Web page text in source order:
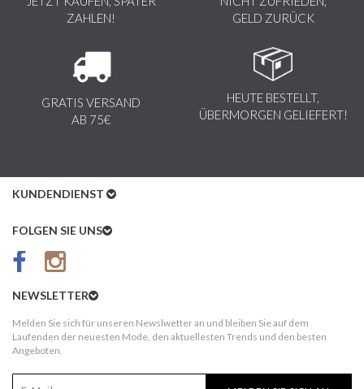
ZAHLEN!
GELD ZURÜCK
GRATIS VERSAND
AB 75€
HEUTE BESTELLT,
ÜBERMORGEN GELIEFERT!
KUNDENDIENST
Kundenservice
AGB
Kundeninformationen
FOLGEN SIE UNS
NEWSLETTER
Melden Sie sich für unseren Newslwetter an und bleiben Sie auf dem
Laufenden der neuesten Mode, den aktuellesten Trends und den besten
Angeboten.